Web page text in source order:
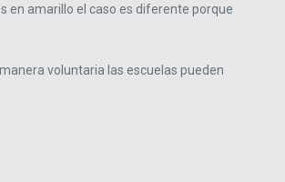
en amarillo el caso es diferente porque
voluntaria las escuelas pueden